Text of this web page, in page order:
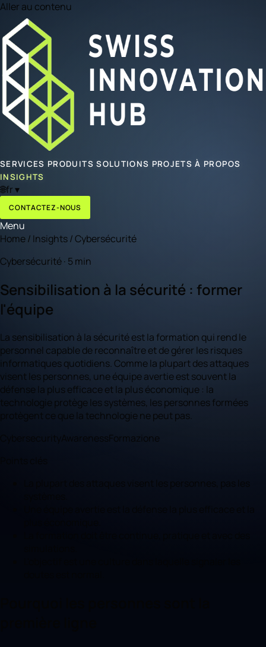
Aller au contenu
SERVICES PRODUITSSOLUTIONS PROJETSÀ PROPOS
INSIGHTS
🌐fr▾
CONTACTEZ-NOUS
Menu
Home/ Insights/Cybersécurité
Cybersécurité · 5 min
Sensibilisation à la sécurité : former
l'équipe
La sensibilisation à la sécurité est la formation qui rend le
personnel capable de reconnaître et de gérer les risques
informatiques quotidiens. Comme la plupart des attaques
visent les personnes, une équipe avertie est souvent la
défense la plus efficace et la plus économique : la
technologie protège les systèmes, les personnes formées
protègent ce que la technologie ne peut pas.
Cybersecurity AwarenessFormazione